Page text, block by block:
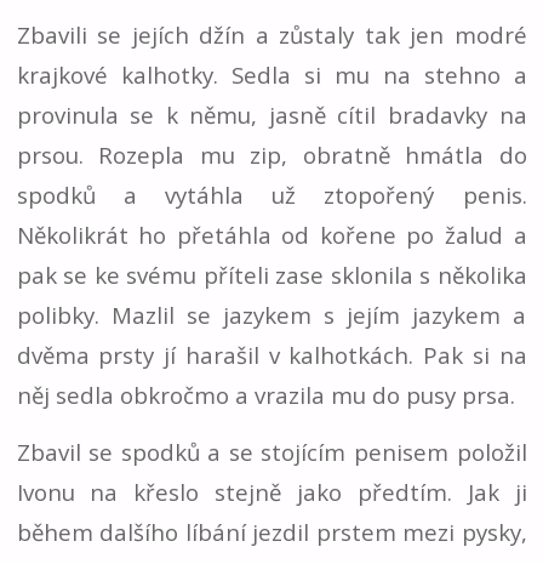
Zbavili se jejích džín a zůstaly tak jen modré
krajkové kalhotky. Sedla si mu na stehno a
provinula se k němu, jasně cítil bradavky na
prsou. Rozepla mu zip, obratně hmátla do
spodků a vytáhla už ztopořený penis.
Několikrát ho přetáhla od kořene po žalud a
pak se ke svému příteli zase sklonila s několika
polibky. Mazlil se jazykem s jejím jazykem a
dvěma prsty jí harašil v kalhotkách. Pak si na
něj sedla obkročmo a vrazila mu do pusy prsa.
Zbavil se spodků a se stojícím penisem položil
Ivonu na křeslo stejně jako předtím. Jak ji
během dalšího líbání jezdil prstem mezi pysky,